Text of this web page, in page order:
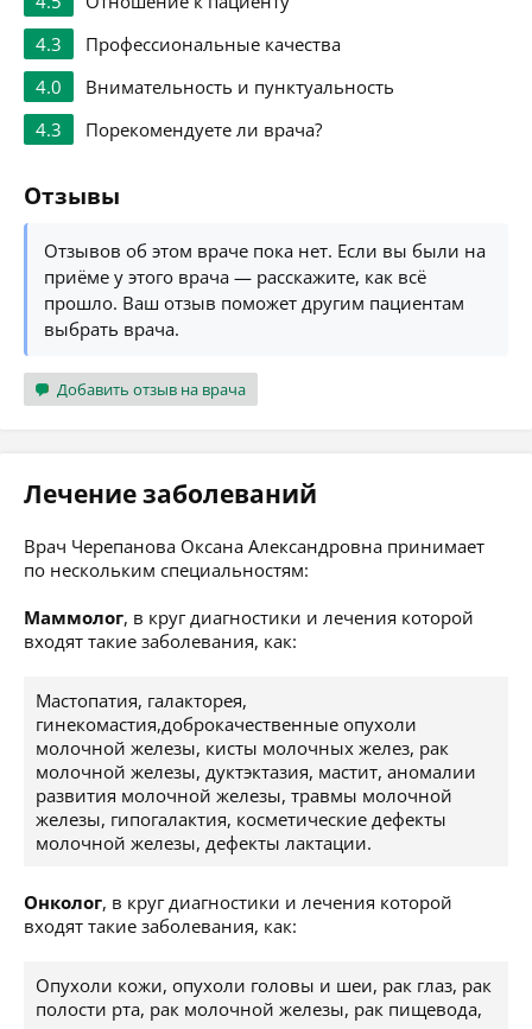
4.3
Профессиональные качества
4.0
Внимательность и пунктуальность
4.3
Порекомендуете ли врача?
Отзывы
Отзывов об этом враче пока нет. Если вы были на
приёме у этого врача — расскажите, как всё
прошло. Ваш отзыв поможет другим пациентам
выбрать врача.
Добавить отзыв на врача
Лечение заболеваний
Врач Черепанова Оксана Александровна принимает
по нескольким специальностям:
Маммолог, в круг диагностики и лечения которой
входят такие заболевания, как:
Мастопатия, галакторея,
гинекомастия,доброкачественные опухоли
молочной железы, кисты молочных желез, рак
молочной железы, дуктэктазия, мастит, аномалии
развития молочной железы, травмы молочной
железы, гипогалактия, косметические дефекты
молочной железы, дефекты лактации.
Онколог, в круг диагностики и лечения которой
входят такие заболевания, как:
Опухоли кожи, опухоли головы и шеи, рак глаз, рак
полости рта, рак молочной железы, рак пищевода,